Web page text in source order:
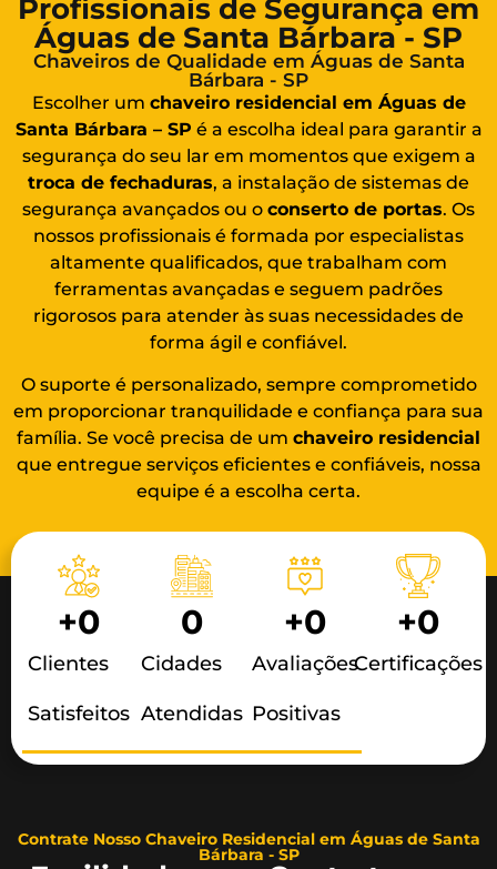
Profissionais de Segurança em
Águas de Santa Bárbara - SP
Chaveiros de Qualidade em Águas de Santa
Bárbara - SP
Escolher um chaveiro residencial em Águas de
Santa Bárbara – SP é a escolha ideal para garantir a
segurança do seu lar em momentos que exigem a
troca de fechaduras, a instalação de sistemas de
segurança avançados ou o conserto de portas. Os
nossos profissionais é formada por especialistas
altamente qualificados, que trabalham com
ferramentas avançadas e seguem padrões
rigorosos para atender às suas necessidades de
forma ágil e confiável.
O suporte é personalizado, sempre comprometido
em proporcionar tranquilidade e confiança para sua
família. Se você precisa de um chaveiro residencial
que entregue serviços eficientes e confiáveis, nossa
equipe é a escolha certa.
Clientes
Satisfeitos
+0
Cidades
Atendidas
0
Avaliações
Positivas
+0
Certificações
+0
Contrate Nosso Chaveiro Residencial em Águas de Santa
Bárbara - SP